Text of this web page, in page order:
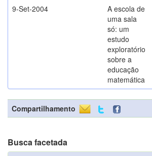
9-Set-2004
A escola de
uma sala
só: um
estudo
exploratório
sobre a
educação
matemática
Compartilhamento
Busca facetada